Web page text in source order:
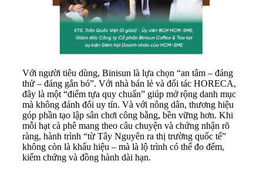
Với người tiêu dùng, Binisun là lựa chọn “an tâm – đáng
thử – đáng gắn bó”. Với nhà bán lẻ và đối tác HORECA,
đây là một “điểm tựa quy chuẩn” giúp mở rộng danh mục
mà không đánh đổi uy tín. Và với nông dân, thương hiệu
góp phần tạo lập sân chơi công bằng, bền vững hơn. Khi
mỗi hạt cà phê mang theo câu chuyện và chứng nhận rõ
ràng, hành trình “từ Tây Nguyên ra thị trường quốc tế”
không còn là khẩu hiệu – mà là lộ trình có thể đo đếm,
kiểm chứng và đồng hành dài hạn.